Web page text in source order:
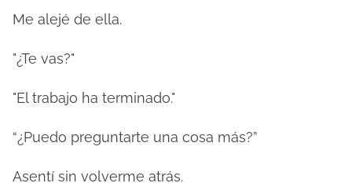
Me alejé de ella.
"¿Te vas?"
"El trabajo ha terminado."
“¿Puedo preguntarte una cosa más?”
Asentí sin volverme atrás.